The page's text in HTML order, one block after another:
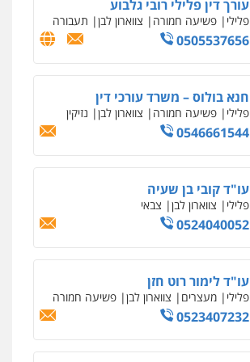
פלילי כלכלי ניהול משפטים
0506216813
עו"ד אשרף שחאדה
פלילי פשיעה חמורה מעצרים וחקירות
תעבורה
0549535659
עו"ד מירב נוסבוים
פלילי מעצרים וחקירות
לענייני אסירים
0522331443
אילן כץ – משרד עורכי דין
משפט פלילי ייצוג שוטרים וסוהרים
ועדות חקירה
0546312410